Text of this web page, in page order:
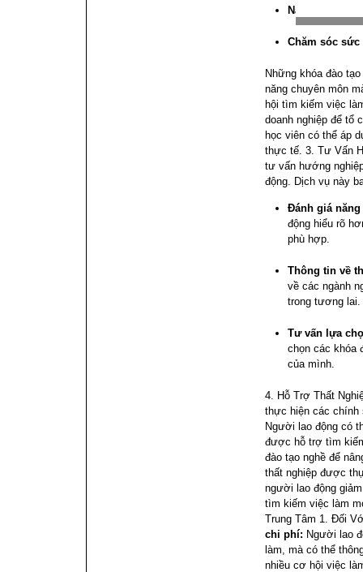
Nấu ăn
Chăm sóc sức
Những khóa đào
năng chuyên môn
hội tìm kiếm việc
doanh nghiệp để tổ
học viên có thể áp
thực tế. 3. Tư Vấn
tư vấn hướng
động. Dịch vụ này
Đánh giá
động hiểu rõ
phù hợp.
Thông tin về
về các ngành
trong tương lai.
Tư vấn lựa
chọn các khóa
của mình.
4. Hỗ Trợ Thất
thực hiện các chính
Người lao động có
được hỗ trợ tìm
đào tạo nghề để
thất nghiệp được
người lao động
tìm kiếm việc làm
Trung Tâm 1. Đối
chi phí: Người lao
làm, mà có thể
nhiều cơ hội việc